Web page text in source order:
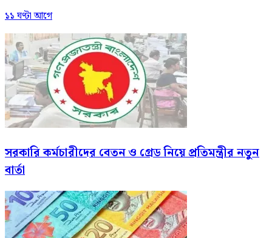
১১ ঘণ্টা আগে
সরকারি কর্মচারীদের বেতন ও গ্রেড নিয়ে প্রতিমন্ত্রীর নতুন
বার্তা